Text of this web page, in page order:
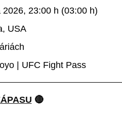
23:00 h (03:00 h)
USA
| UFC Fight Pass
🔴